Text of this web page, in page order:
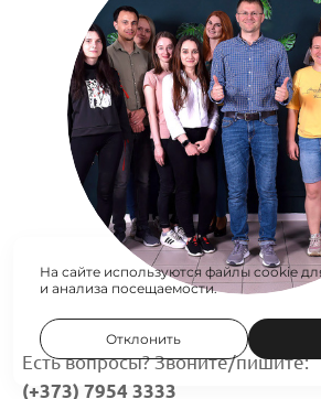
Есть вопросы? Звоните/пишите:
(+373) 7954 3333
На сайте используются файлы cookie
и анализа посещаемости.
Отклонить